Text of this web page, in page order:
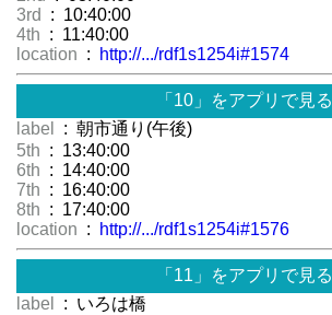
3rd
: 10:40:00
4th : 11:40:00
location : http://.../rdf1s1254i#1574
「10」をアプリで見る
label
: 朝市通り(午後)
5th : 13:40:00
6th : 14:40:00
7th : 16:40:00
8th : 17:40:00
location : http://.../rdf1s1254i#1576
「11」をアプリで見る
label
: いろは橋